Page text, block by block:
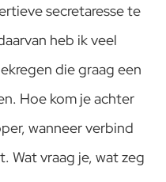
secretaresse te
heb ik veel
die graag een
Hoe kom je achter
wanneer verbind
Wat vraag je, wat zeg